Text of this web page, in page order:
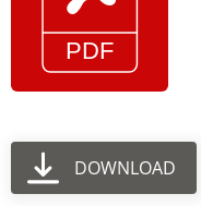
DOWNLOAD